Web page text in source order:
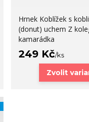
Hrnek Koblížek s
(donut) uchem Z
kamarádka
249 Kč/ks
Zvolit